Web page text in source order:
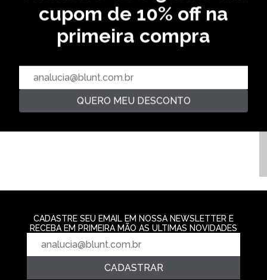
VOCÊ PODE GOSTAR
CAMISETA ESPECIAL DRY
CARRINHO - PRETO
4‌x de R$ 62,49
CAMISETA GRINNER - DARK
R$ 139,99
2‌x de R$ 69,99
cupom de 10% off na
primeira compra
QUERO MEU DESCONTO
CADASTRE SEU EMAIL EM NOSSA NEWSLETTER E
RECEBA EM PRIMEIRA MÃO AS ULTIMAS NOVIDADES
CADASTRAR